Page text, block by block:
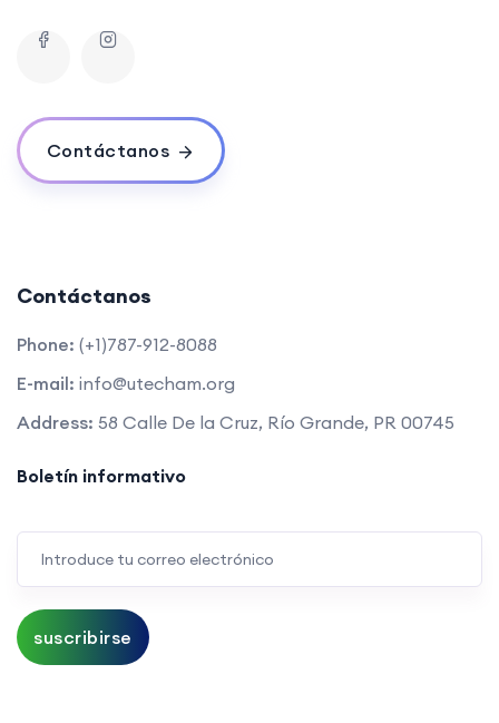
Contáctanos
Contáctanos
Phone: (+1)787-912-8088
E-mail: info@utecham.org
Address: 58 Calle De la Cruz, Río Grande, PR 00745
Boletín informativo
suscribirse